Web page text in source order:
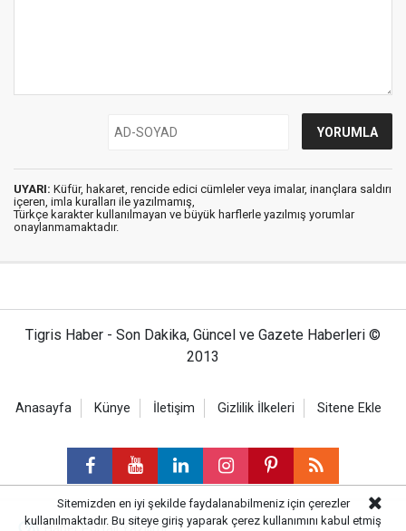
UYARI: Küfür, hakaret, rencide edici cümleler veya imalar, inançlara saldırı
içeren, imla kuralları ile yazılmamış,
Türkçe karakter kullanılmayan ve büyük harflerle yazılmış yorumlar
onaylanmamaktadır.
Tigris Haber - Son Dakika, Güncel ve Gazete Haberleri ©
2013
Anasayfa Künye İletişim Gizlilik İlkeleri Sitene Ekle
Sitemizden en iyi şekilde faydalanabilmeniz için çerezler
kullanılmaktadır. Bu siteye giriş yaparak çerez kullanımını kabul etmiş